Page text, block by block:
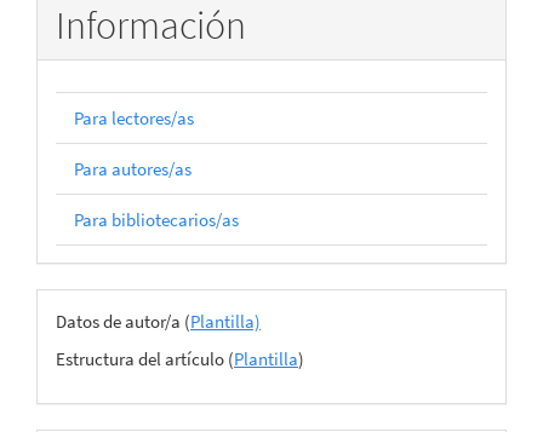
Información
Para lectores/as
Para autores/as
Para bibliotecarios/as
Archivos
del
envío
Datos de autor/a (Plantilla)
Estructura del artículo (Plantilla)